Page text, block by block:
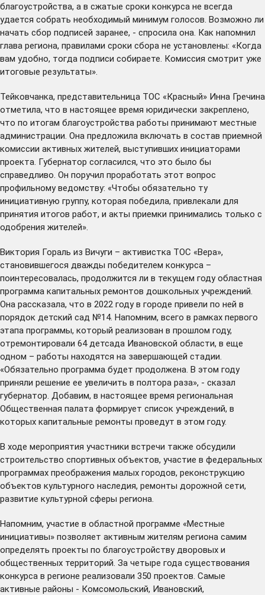
благоустройства, а в сжатые сроки конкурса не всегда
удается собрать необходимый минимум голосов. Возможно ли
начать сбор подписей заранее, - спросила она. Как напомнил
глава региона, правилами сроки сбора не установлены: «Когда
вам удобно, тогда подписи собираете. Комиссия смотрит уже
итоговые результаты».
Тейковчанка, представительница ТОС «Красный» Инна Гречина
отметила, что в настоящее время юридически закреплено,
что по итогам благоустройства работы принимают местные
администрации. Она предложила включать в состав приемной
комиссии активных жителей, выступивших инициаторами
проекта. Губернатор согласился, что это было бы
справедливо. Он поручил проработать этот вопрос
профильному ведомству: «Чтобы обязательно ту
инициативную группу, которая победила, привлекали для
принятия итогов работ, и акты приемки принимались только с
одобрения жителей».
Виктория Гораль из Вичуги – активистка ТОС «Вера»,
становившегося дважды победителем конкурса –
поинтересовалась, продолжится ли в текущем году областная
программа капитальных ремонтов дошкольных учреждений.
Она рассказала, что в 2022 году в городе привели по ней в
порядок детский сад №14. Напомним, всего в рамках первого
этапа программы, который реализован в прошлом году,
отремонтировали 64 детсада Ивановской области, в еще
одном – работы находятся на завершающей стадии.
«Обязательно программа будет продолжена. В этом году
приняли решение ее увеличить в полтора раза», - сказал
губернатор. Добавим, в настоящее время региональная
Общественная палата формирует список учреждений, в
которых капитальные ремонты проведут в этом году.
В ходе мероприятия участники встречи также обсудили
строительство спортивных объектов, участие в федеральных
программах преображения малых городов, реконструкцию
объектов культурного наследия, ремонты дорожной сети,
развитие культурной сферы региона.
Напомним, участие в областной программе «Местные
инициативы» позволяет активным жителям региона самим
определять проекты по благоустройству дворовых и
общественных территорий. За четыре года существования
конкурса в регионе реализовали 350 проектов. Самые
активные районы - Комсомольский, Ивановский,